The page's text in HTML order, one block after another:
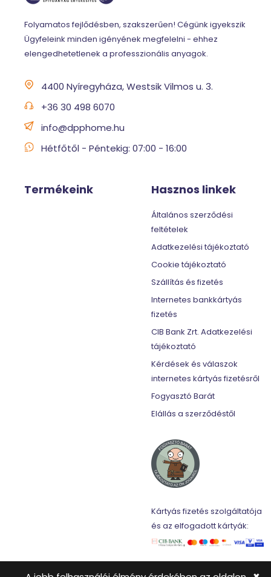
Folyamatos fejlődésben, szakszerűen! Cégünk igyekszik
Ügyfeleink minden igényének megfelelni - ehhez
elengedhetetlenek a professzionális anyagok.
4400 Nyíregyháza, Westsik Vilmos u. 3.
+36 30 498 6070
info@dpphome.hu
Hétfőtől - Péntekig: 07:00 - 16:00
Termékeink Hasznos linkek
Általános szerződési
feltételek
Adatkezelési tájékoztató
Cookie tájékoztató
Szállítás és fizetés
Internetes bankkártyás
fizetés
CIB Bank Zrt. Adatkezelési
tájékoztató
Kérdések és válaszok
internetes kártyás fizetésről
Fogyasztó Barát
Elállás a szerződéstől
Kártyás fizetés szolgáltatója
és az elfogadott kártyák: